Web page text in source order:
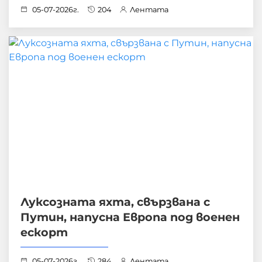
05-07-2026г. 204 Лентата
Луксозната яхта, свързвана с
Путин, напусна Европа под военен
ескорт